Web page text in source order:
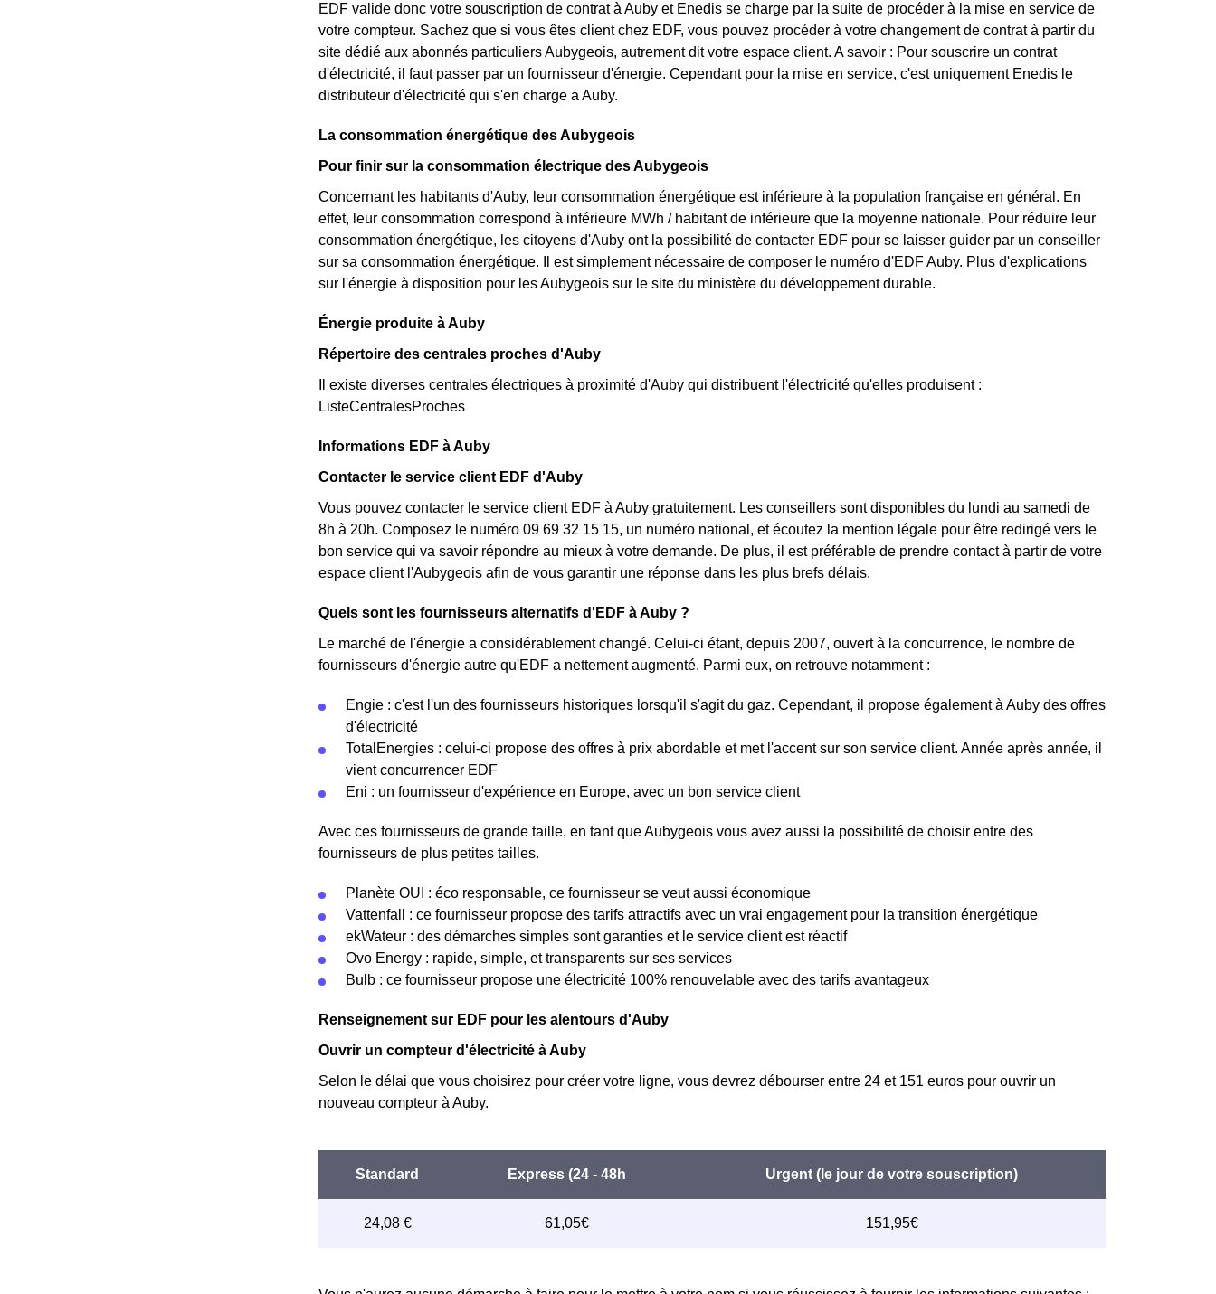
EDF valide donc votre souscription de contrat à Auby et Enedis se charge par la suite de procéder à la mise en service de
votre compteur. Sachez que si vous êtes client chez EDF, vous pouvez procéder à votre changement de contrat à partir du
site dédié aux abonnés particuliers Aubygeois, autrement dit votre espace client. A savoir : Pour souscrire un contrat
d'électricité, il faut passer par un fournisseur d'énergie. Cependant pour la mise en service, c'est uniquement Enedis le
distributeur d'électricité qui s'en charge a Auby.
La consommation énergétique des Aubygeois
Pour finir sur la consommation électrique des Aubygeois
Concernant les habitants d'Auby, leur consommation énergétique est inférieure à la population française en général. En
effet, leur consommation correspond à inférieure MWh / habitant de inférieure que la moyenne nationale. Pour réduire leur
consommation énergétique, les citoyens d'Auby ont la possibilité de contacter EDF pour se laisser guider par un conseiller
sur sa consommation énergétique. Il est simplement nécessaire de composer le numéro d'EDF Auby. Plus d'explications
sur l'énergie à disposition pour les Aubygeois sur le site du ministère du développement durable.
Énergie produite à Auby
Répertoire des centrales proches d'Auby
Il existe diverses centrales électriques à proximité d'Auby qui distribuent l'électricité qu'elles produisent :
ListeCentralesProches
Informations EDF à Auby
Contacter le service client EDF d'Auby
Vous pouvez contacter le service client EDF à Auby gratuitement. Les conseillers sont disponibles du lundi au samedi de
8h à 20h. Composez le numéro 09 69 32 15 15, un numéro national, et écoutez la mention légale pour être redirigé vers le
bon service qui va savoir répondre au mieux à votre demande. De plus, il est préférable de prendre contact à partir de votre
espace client l'Aubygeois afin de vous garantir une réponse dans les plus brefs délais.
Quels sont les fournisseurs alternatifs d'EDF à Auby ?
Le marché de l'énergie a considérablement changé. Celui-ci étant, depuis 2007, ouvert à la concurrence, le nombre de
fournisseurs d'énergie autre qu'EDF a nettement augmenté. Parmi eux, on retrouve notamment :
Engie : c'est l'un des fournisseurs historiques lorsqu'il s'agit du gaz. Cependant, il propose également à Auby des offres
d'électricité
TotalEnergies : celui-ci propose des offres à prix abordable et met l'accent sur son service client. Année après année, il
vient concurrencer EDF
Eni : un fournisseur d'expérience en Europe, avec un bon service client
Avec ces fournisseurs de grande taille, en tant que Aubygeois vous avez aussi la possibilité de choisir entre des
fournisseurs de plus petites tailles.
Planète OUI : éco responsable, ce fournisseur se veut aussi économique
Vattenfall : ce fournisseur propose des tarifs attractifs avec un vrai engagement pour la transition énergétique
ekWateur : des démarches simples sont garanties et le service client est réactif
Ovo Energy : rapide, simple, et transparents sur ses services
Bulb : ce fournisseur propose une électricité 100% renouvelable avec des tarifs avantageux
Renseignement sur EDF pour les alentours d'Auby
Ouvrir un compteur d'électricité à Auby
Selon le délai que vous choisirez pour créer votre ligne, vous devrez débourser entre 24 et 151 euros pour ouvrir un
nouveau compteur à Auby.